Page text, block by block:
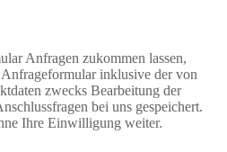
Anfragen zukommen lassen,
inklusive der von
zwecks Bearbeitung der
bei uns gespeichert.
Ihre Einwilligung weiter.